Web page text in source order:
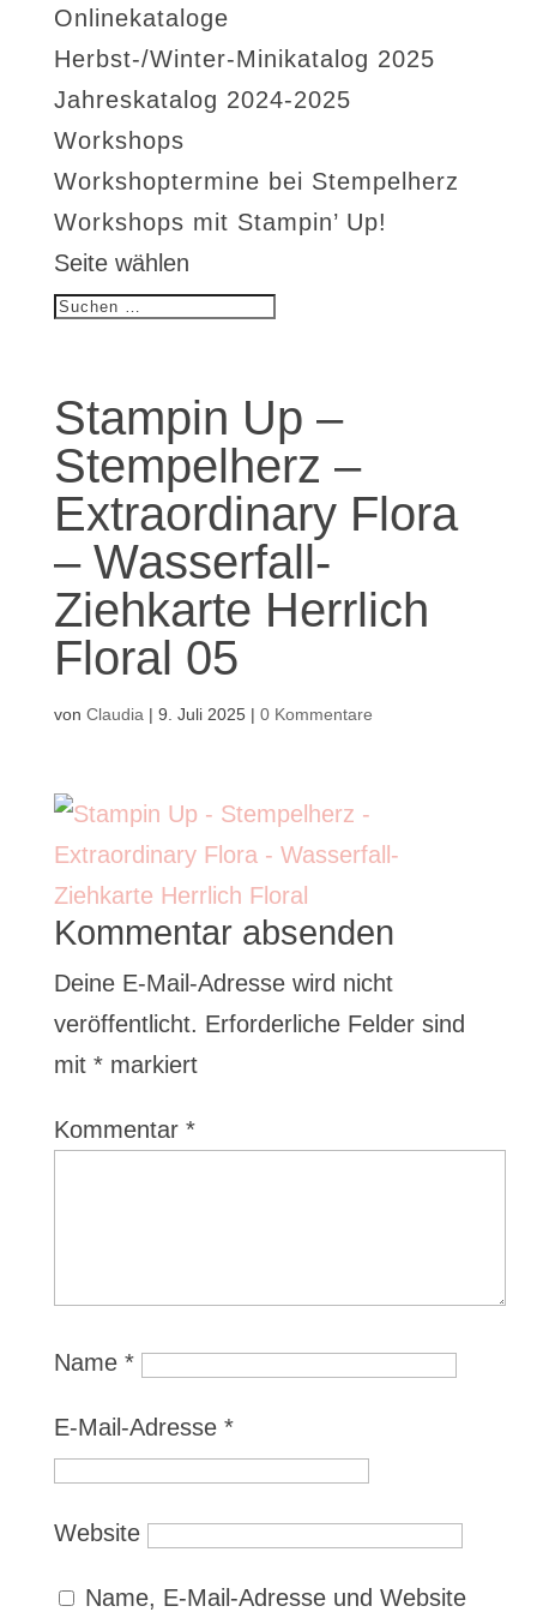
Onlinekataloge
Herbst-/Winter-Minikatalog 2025
Jahreskatalog 2024-2025
Workshops
Workshoptermine bei Stempelherz
Workshops mit Stampin’ Up!
Seite wählen
Stampin Up –
Stempelherz –
Extraordinary Flora
– Wasserfall-
Ziehkarte Herrlich
Floral 05
von Claudia | 9. Juli 2025| 0 Kommentare
Kommentar absenden
Deine E-Mail-Adresse wird nicht
veröffentlicht. Erforderliche Felder sind
mit *markiert
Kommentar *
Name *
E-Mail-Adresse *
Website
Name, E-Mail-Adresse und Website